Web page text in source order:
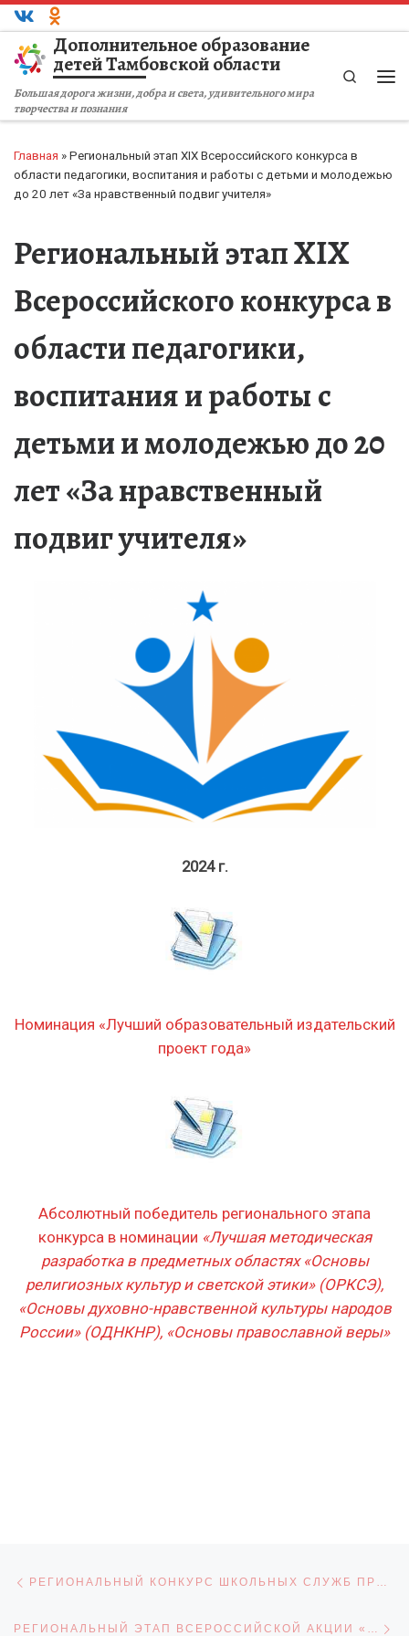
Перейти к содержимому
Дополнительное образование
детей Тамбовской области
Большая дорога жизни, добра и света, удивительного мира
творчества и познания
Search
Главная » Региональный этап XIX Всероссийского конкурса в
области педагогики, воспитания и работы с детьми и молодежью
до 20 лет «За нравственный подвиг учителя»
Региональный этап XIX
Всероссийского конкурса в
области педагогики,
воспитания и работы с
детьми и молодежью до 20
лет «За нравственный
подвиг учителя»
2024 г.
Номинация «Лучший образовательный издательский
проект года»
Абсолютный победитель регионального этапа
конкурса в номинации «Лучшая методическая
разработка в предметных областях «Основы
религиозных культур и светской этики» (ОРКСЭ),
«Основы духовно-нравственной культуры народов
России» (ОДНКНР), «Основы православной веры»
Навигация по записям РЕГИОНАЛЬНЫЙ КОНКУРС ШКОЛЬНЫХ СЛУЖБ ПРИМИРЕНИЯ «КЛЮЧ К СОГЛАСИЮ»
РЕГИОНАЛЬНЫЙ ЭТАП ВСЕРОССИЙСКОЙ АКЦИИ «ФИЗИЧЕСКАЯ КУЛЬТУРА И СПОРТ-АЛЬТЕРНАТИВА ПАГУБНЫМ ПРИВЫЧКАМ»